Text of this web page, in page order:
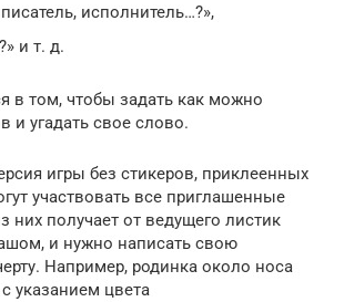
писатель, исполнитель…?»,
и т. д.
в том, чтобы задать как можно
и угадать свое слово.
игры без стикеров, приклеенных
участвовать все приглашенные
них получает от ведущего листик
и нужно написать свою
Например, родинка около носа
указанием цвета